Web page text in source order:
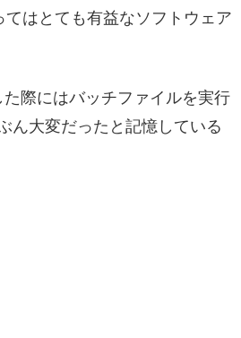
はとても有益なソフトウェア
際にはバッチファイルを実行
ん大変だったと記憶している